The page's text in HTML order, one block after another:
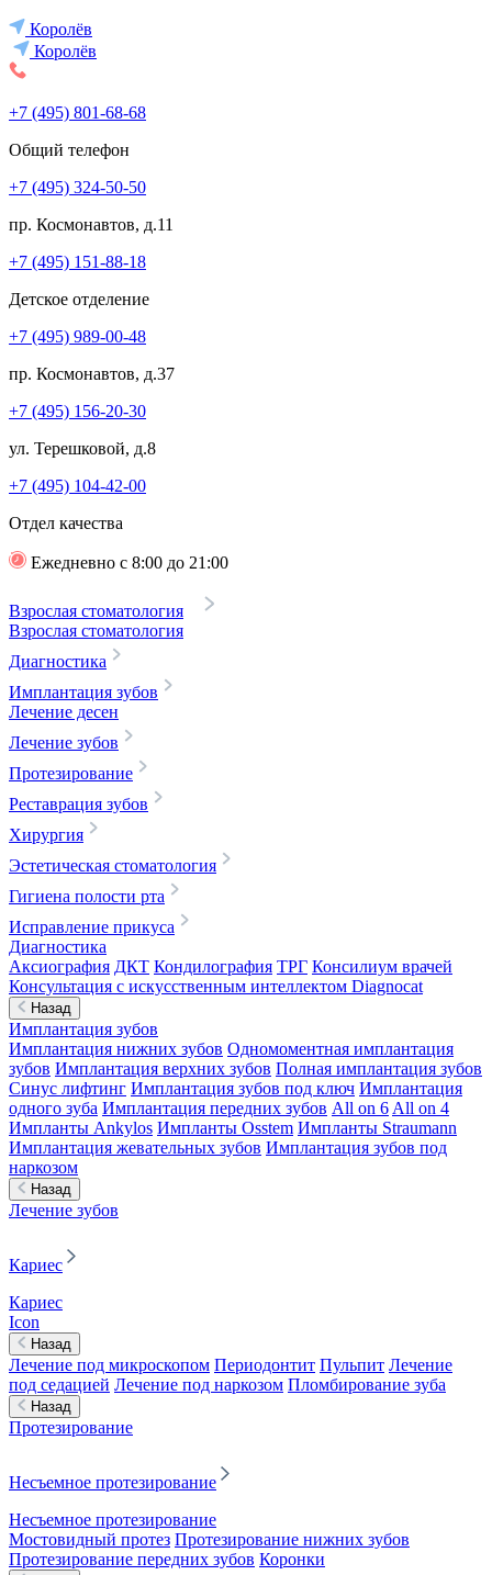
Королёв
Королёв
+7 (495) 801-68-68
Общий телефон
+7 (495) 324-50-50
пр. Космонавтов, д.11
+7 (495) 151-88-18
Детское отделение
+7 (495) 989-00-48
пр. Космонавтов, д.37
+7 (495) 156-20-30
ул. Терешковой, д.8
+7 (495) 104-42-00
Отдел качества
Ежедневно с 8:00 до 21:00
Взрослая стоматология
Взрослая стоматология
Диагностика
Имплантация зубов
Лечение десен
Лечение зубов
Протезирование
Реставрация зубов
Хирургия
Эстетическая стоматология
Гигиена полости рта
Исправление прикуса
Диагностика
Аксиография ДКТ Кондилография ТРГ Консилиум врачей
Консультация с искусственным интеллектом Diagnocat
Назад
Имплантация зубов
Имплантация нижних зубов Одномоментная имплантация
зубов Имплантация верхних зубов Полная имплантация зубов
Синус лифтинг Имплантация зубов под ключ Имплантация
одного зуба Имплантация передних зубов All on 6 All on 4
Импланты Ankylos Импланты Osstem Импланты Straumann
Имплантация жевательных зубов Имплантация зубов под
наркозом
Назад
Лечение зубов
Кариес
Кариес
Icon
Назад
Лечение под микроскопом Периодонтит Пульпит Лечение
под седацией Лечение под наркозом Пломбирование зуба
Назад
Протезирование
Несъемное протезирование
Несъемное протезирование
Мостовидный протез Протезирование нижних зубов
Протезирование передних зубов Коронки